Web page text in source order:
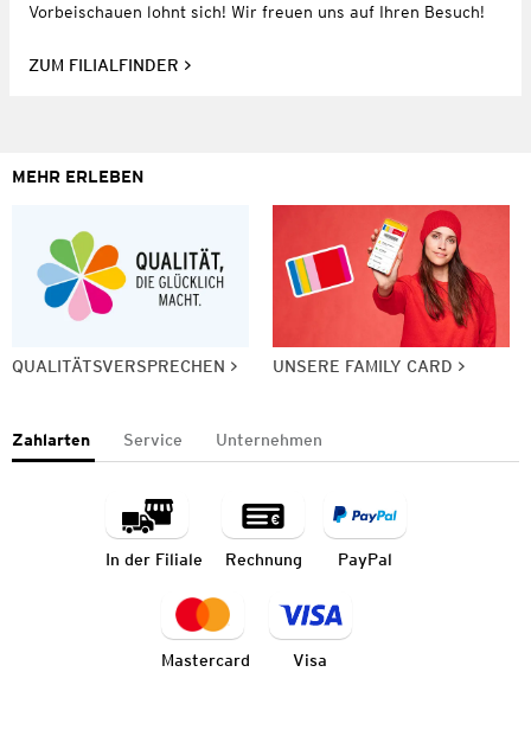
Vorbeischauen lohnt sich! Wir freuen uns auf Ihren Besuch!
ZUM FILIALFINDER
MEHR ERLEBEN
QUALITÄTSVERSPRECHEN UNSERE FAMILY CARD
Zahlarten Service Unternehmen
In der Filiale Rechnung PayPal
Mastercard Visa